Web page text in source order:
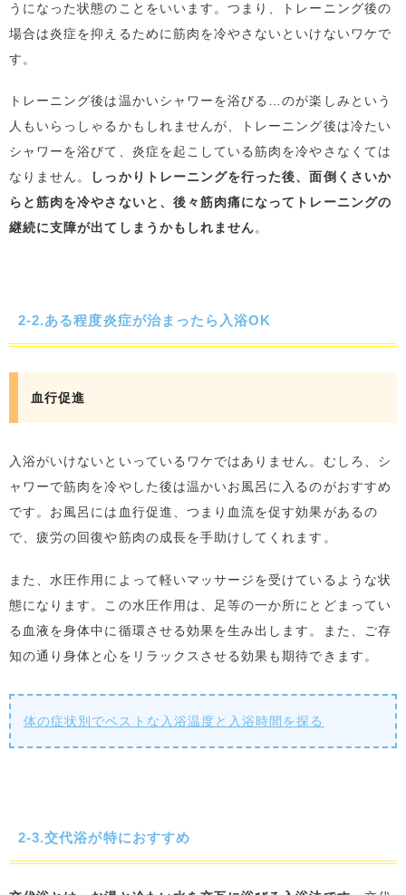
うになった状態のことをいいます。つまり、トレーニング後の
場合は炎症を抑えるために筋肉を冷やさないといけないワケで
す。
トレーニング後は温かいシャワーを浴びる…のが楽しみという
人もいらっしゃるかもしれませんが、トレーニング後は冷たい
シャワーを浴びて、炎症を起こしている筋肉を冷やさなくては
なりません。
しっかりトレーニングを行った後、面倒くさいか
らと筋肉を冷やさないと、後々筋肉痛になってトレーニングの
継続に支障が出てしまうかもしれません。
2-2.ある程度炎症が治まったら入浴OK
血行促進
入浴がいけないといっているワケではありません。むしろ、シ
ャワーで筋肉を冷やした後は温かいお風呂に入るのがおすすめ
です。お風呂には血行促進、つまり血流を促す効果があるの
で、疲労の回復や筋肉の成長を手助けしてくれます。
また、水圧作用によって軽いマッサージを受けているような状
態になります。この水圧作用は、足等の一か所にとどまってい
る血液を身体中に循環させる効果を生み出します。また、ご存
知の通り身体と心をリラックスさせる効果も期待できます。
体の症状別でベストな入浴温度と入浴時間を探る
2-3.交代浴が特におすすめ